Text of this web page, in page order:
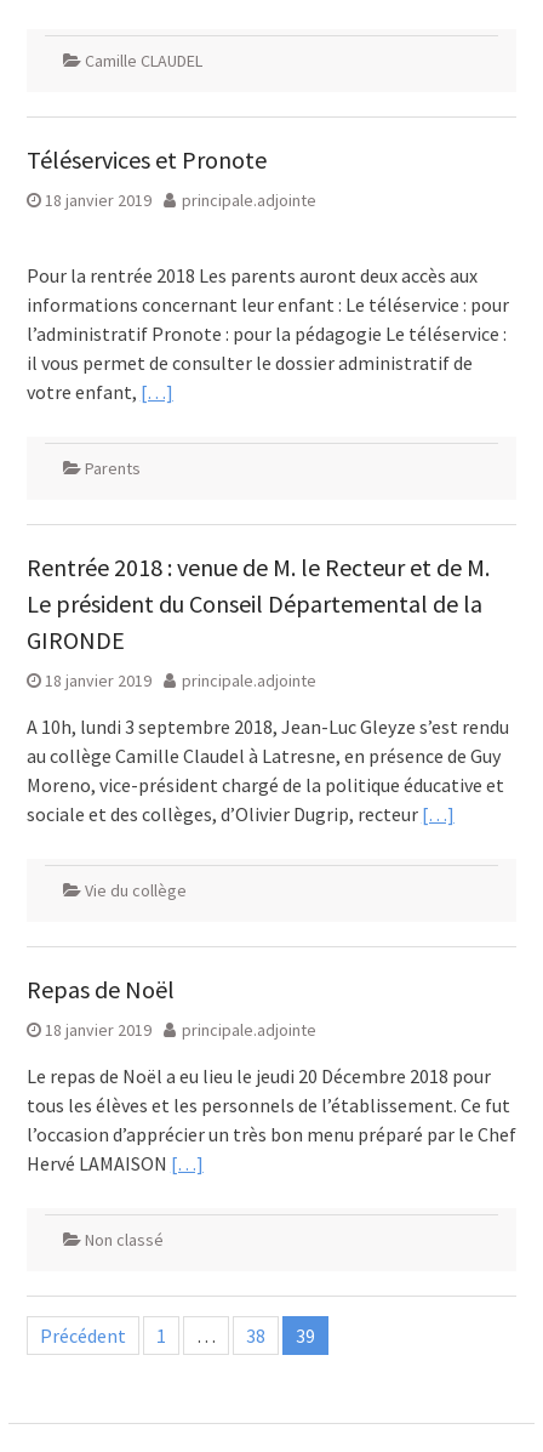
Camille CLAUDEL
Téléservices et Pronote
18 janvier 2019 principale.adjointe
Pour la rentrée 2018 Les parents auront deux accès aux
informations concernant leur enfant : Le téléservice : pour
l’administratif Pronote : pour la pédagogie Le téléservice :
il vous permet de consulter le dossier administratif de
votre enfant, […]
Parents
Rentrée 2018 : venue de M. le Recteur et de M.
Le président du Conseil Départemental de la
GIRONDE
18 janvier 2019 principale.adjointe
A 10h, lundi 3 septembre 2018, Jean-Luc Gleyze s’est rendu
au collège Camille Claudel à Latresne, en présence de Guy
Moreno, vice-président chargé de la politique éducative et
sociale et des collèges, d’Olivier Dugrip, recteur […]
Vie du collège
Repas de Noël
18 janvier 2019 principale.adjointe
Le repas de Noël a eu lieu le jeudi 20 Décembre 2018 pour
tous les élèves et les personnels de l’établissement. Ce fut
l’occasion d’apprécier un très bon menu préparé par le Chef
Hervé LAMAISON […]
Non classé
Pagination
desPrécédent 1 … 38 39